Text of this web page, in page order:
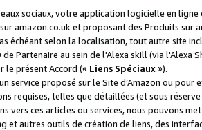
sociaux, votre application logicielle en ligne
amazon.co.uk et proposant des Produits sur
échéant selon la localisation, tout autre site
de Partenaire au sein de l'Alexa skill (via l'Alexa
le présent Accord (« Liens Spéciaux»).
service proposé sur le Site d’Amazon ou pour
requises, telles que détaillées (et sous
vers ces articles ou services, nous pouvons
et autres outils de création de liens, des